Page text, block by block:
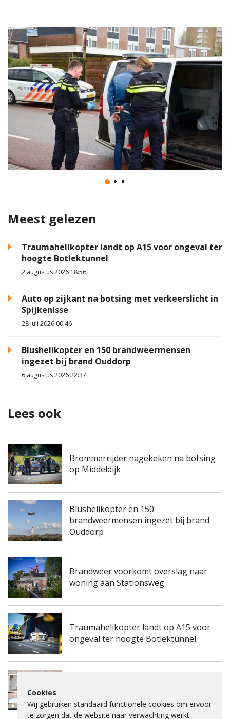
Meest gelezen
Traumahelikopter landt op A15 voor ongeval ter
hoogte Botlektunnel
2 augustus 2026 18:56
Auto op zijkant na botsing met verkeerslicht in
Spijkenisse
28 juli 2026 00:46
Blushelikopter en 150 brandweermensen
ingezet bij brand Ouddorp
6 augustus 2026 22:37
Lees ook
Brommerrijder nagekeken na botsing
op Middeldijk
Blushelikopter en 150
brandweermensen ingezet bij brand
Ouddorp
Brandweer voorkomt overslag naar
woning aan Stationsweg
Traumahelikopter landt op A15 voor
ongeval ter hoogte Botlektunnel
ontruimd na mogelijke gaslucht
Cookies
Wij gebruiken standaard functionele cookies om ervoor
te zorgen dat de website naar verwachting werkt.